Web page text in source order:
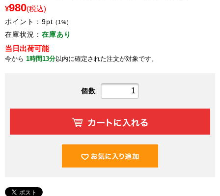
¥980(税込)
ポイント： 9pt (1%)
在庫状況： 在庫あり
当日出荷可能
今から 1時間13分以内に確定された注文が対象です。
個数